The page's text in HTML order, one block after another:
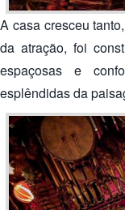
A casa cresceu
da atração, foi
espaçosas e
esplêndidas da